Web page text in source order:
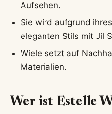
Aufsehen.
Sie wird aufgrund
eleganten Stils mit Jil
Wiele setzt auf
Materialien.
Wer ist Estelle